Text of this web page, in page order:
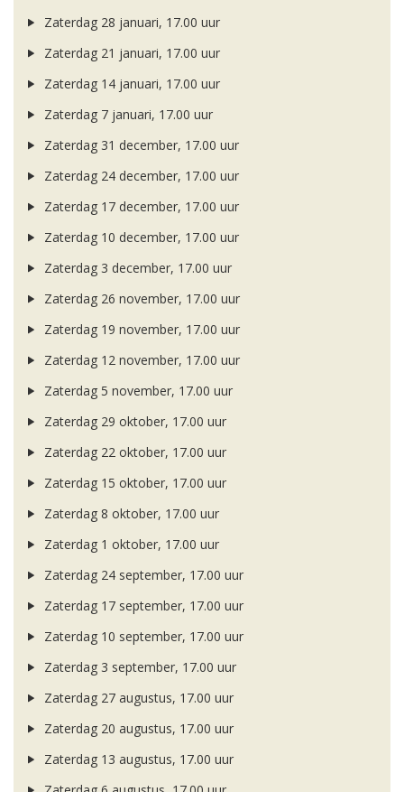
Zaterdag 28 januari, 17.00 uur
Zaterdag 21 januari, 17.00 uur
Zaterdag 14 januari, 17.00 uur
Zaterdag 7 januari, 17.00 uur
Zaterdag 31 december, 17.00 uur
Zaterdag 24 december, 17.00 uur
Zaterdag 17 december, 17.00 uur
Zaterdag 10 december, 17.00 uur
Zaterdag 3 december, 17.00 uur
Zaterdag 26 november, 17.00 uur
Zaterdag 19 november, 17.00 uur
Zaterdag 12 november, 17.00 uur
Zaterdag 5 november, 17.00 uur
Zaterdag 29 oktober, 17.00 uur
Zaterdag 22 oktober, 17.00 uur
Zaterdag 15 oktober, 17.00 uur
Zaterdag 8 oktober, 17.00 uur
Zaterdag 1 oktober, 17.00 uur
Zaterdag 24 september, 17.00 uur
Zaterdag 17 september, 17.00 uur
Zaterdag 10 september, 17.00 uur
Zaterdag 3 september, 17.00 uur
Zaterdag 27 augustus, 17.00 uur
Zaterdag 20 augustus, 17.00 uur
Zaterdag 13 augustus, 17.00 uur